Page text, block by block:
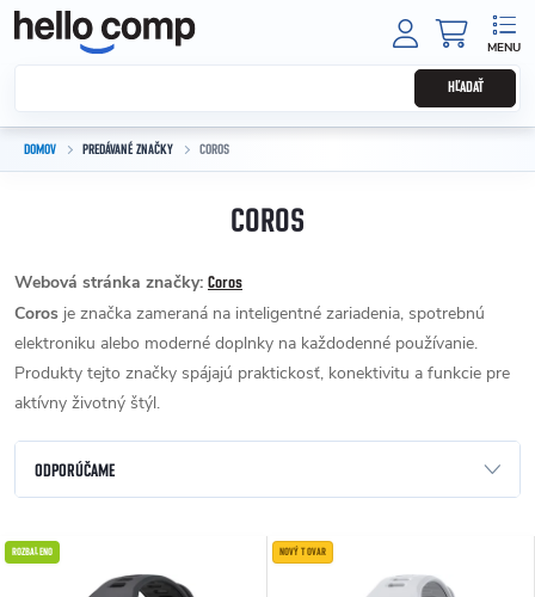
Prejsť na obsah
HĽADAŤ
DOMOV PREDÁVANÉ ZNAČKY COROS
COROS
Webová stránka značky: Coros
Coros je značka zameraná na inteligentné zariadenia, spotrebnú
elektroniku alebo moderné doplnky na každodenné používanie.
Produkty tejto značky spájajú praktickosť, konektivitu a funkcie pre
aktívny životný štýl.
Radenie produktov
ODPORÚČAME
NAJDRAHŠIE
Výpis produktov
ROZBALENO NOVÝ TOVAR